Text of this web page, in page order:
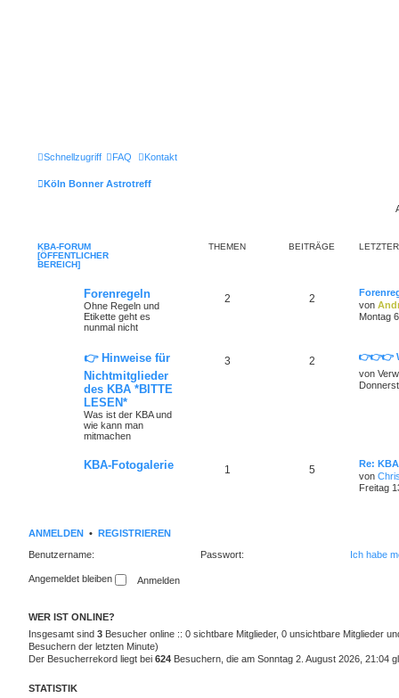
Schnellzugriff FAQ Kontakt
Köln Bonner Astrotreff
KBA-FORUM
[ÖFFENTLICHER
BEREICH]
THEMEN BEITRÄGE
Forenregeln
Ohne Regeln und
Etikette geht es
nunmal nicht
2 2
von
Montag
👉 Hinweise für
Nichtmitglieder
des KBA *BITTE
LESEN*
Was ist der KBA und
wie kann man
mitmachen
3 2
👉👉👉
von
KBA-Fotogalerie 1 5
Re:
von
Freitag
ANMELDEN • REGISTRIEREN
Benutzername: Passwort: Ich habe
Angemeldet bleiben
WER IST ONLINE?
Insgesamt sind 3 Besucher online :: 0 sichtbare Mitglieder, 0 unsichtbare Mitglieder
Besuchern der letzten Minute)
Der Besucherrekord liegt bei 624 Besuchern, die am Sonntag 2. August 2026, 21:04
STATISTIK